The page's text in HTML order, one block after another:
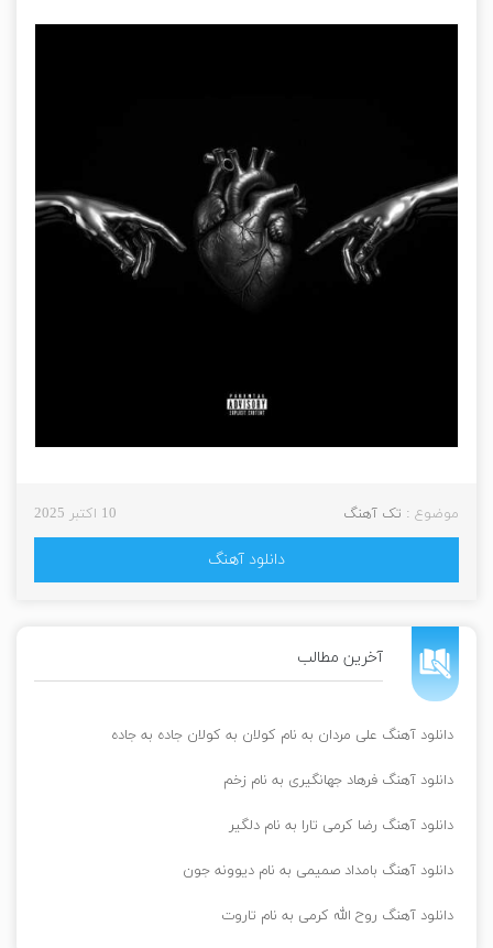
آخرین مطالب
دانلود آهنگ علی مردان به نام کولان به کولان جاده به جاده
دانلود آهنگ فرهاد جهانگیری به نام زخم
دانلود آهنگ رضا کرمی تارا به نام دلگیر
دانلود آهنگ بامداد صمیمی به نام دیوونه جون
دانلود آهنگ روح الله کرمی به نام تاروت
موضوع : تک آهنگ 10 اکتبر 2025
دانلود آهنگ